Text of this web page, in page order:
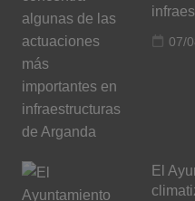
07/
El